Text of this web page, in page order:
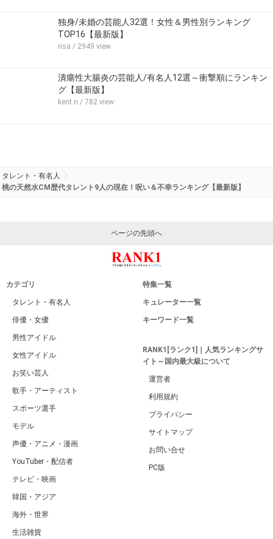
独身/未婚の芸能人32選！女性＆男性別ランキング
TOP16【最新版】
risa / 2949 view
潰瘍性大腸炎の芸能人/有名人12選～衝撃順にランキン
グ【最新版】
kent.n / 782 view
タレント・有名人
桃の天然水CM歴代タレント9人の現在！呪い＆不幸ランキング【最新版】
ページの先頭へ
カテゴリ
タレント・有名人
俳優・女優
男性アイドル
女性アイドル
お笑い芸人
歌手・アーティスト
スポーツ選手
モデル
声優・アニメ・漫画
YouTuber・配信者
テレビ・映画
韓国・アジア
海外・世界
生活雑貨
特集一覧
キュレーター一覧
キーワード一覧
RANK1[ランク1]｜人気ランキングサ
イト～国内最大級について
運営者
利用規約
プライバシー
サイトマップ
お問い合せ
PC版